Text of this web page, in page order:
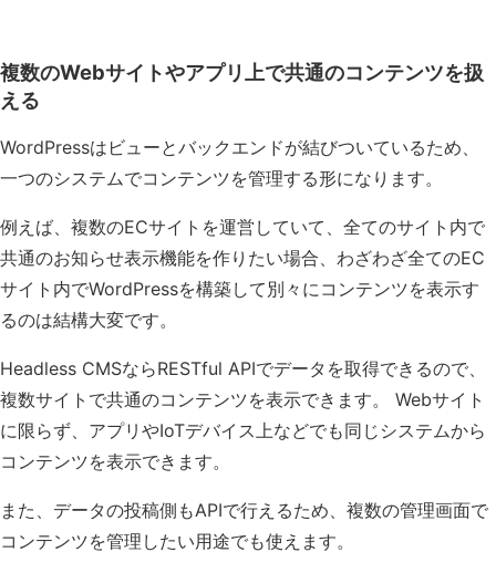
複数のWebサイトやアプリ上で共通のコンテンツを扱
える
WordPressはビューとバックエンドが結びついているため、
一つのシステムでコンテンツを管理する形になります。
例えば、複数のECサイトを運営していて、全てのサイト内で
共通のお知らせ表示機能を作りたい場合、わざわざ全てのEC
サイト内でWordPressを構築して別々にコンテンツを表示す
るのは結構大変です。
Headless CMSならRESTful APIでデータを取得できるので、
複数サイトで共通のコンテンツを表示できます。 Webサイト
に限らず、アプリやIoTデバイス上などでも同じシステムから
コンテンツを表示できます。
また、データの投稿側もAPIで行えるため、複数の管理画面で
コンテンツを管理したい用途でも使えます。